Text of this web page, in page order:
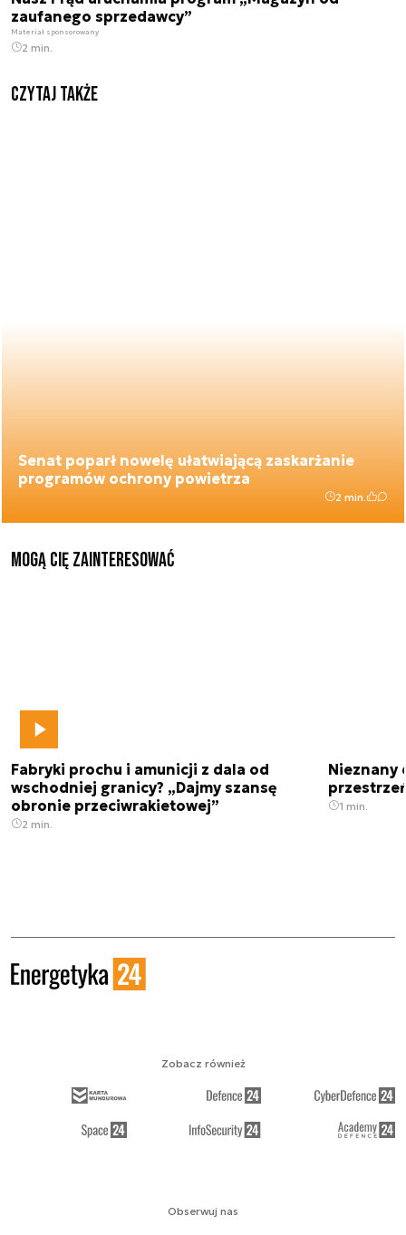
zaufanego sprzedawcy”
Materiał sponsorowany
2 min.
Czytaj także
Senat poparł nowelę ułatwiającą zaskarżanie
programów ochrony powietrza
2 min.
Mogą Cię zainteresować
Fabryki prochu i amunicji z dala od
wschodniej granicy? „Dajmy szansę
obronie przeciwrakietowej”
2 min.
Nieznany
1 min.
Obserwuj nas
Zobacz również